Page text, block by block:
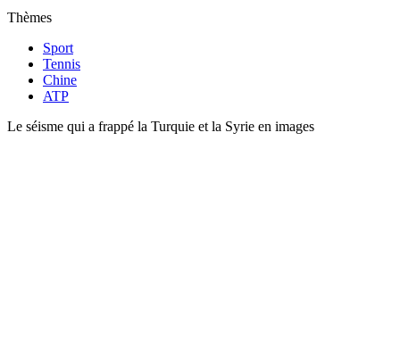
Thèmes
Sport
Tennis
Chine
ATP
Le séisme qui a frappé la Turquie et la Syrie en images